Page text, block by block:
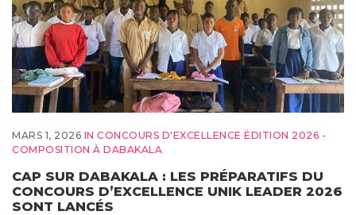
MARS 1, 2026 IN CONCOURS D'EXCELLENCE ÉDITION 2026 -
COMPOSITION À DABAKALA
CAP SUR DABAKALA : LES PRÉPARATIFS DU
CONCOURS D’EXCELLENCE UNIK LEADER 2026
SONT LANCÉS